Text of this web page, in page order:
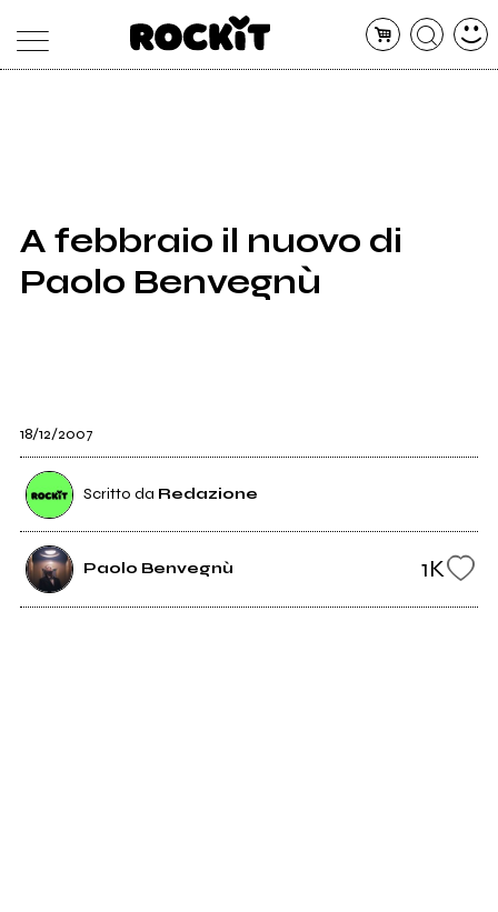
SHOP
RADIO
A febbraio il nuovo di
Paolo Benvegnù
18/12/2007
Scritto da Redazione
Paolo Benvegnù 1K